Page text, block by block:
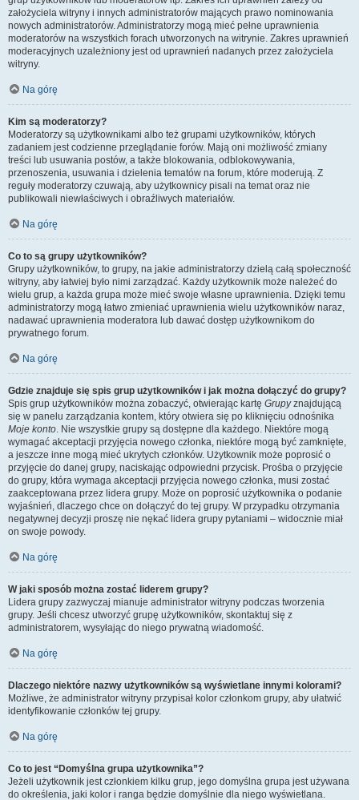
założyciela witryny i innych administratorów mających prawo nominowania
nowych administratorów. Administratorzy mogą mieć pełne uprawnienia
moderatorów na wszystkich forach utworzonych na witrynie. Zakres uprawnień
moderacyjnych uzależniony jest od uprawnień nadanych przez założyciela
witryny.
Na górę
Kim są moderatorzy?
Moderatorzy są użytkownikami albo też grupami użytkowników, których
zadaniem jest codzienne przeglądanie forów. Mają oni możliwość zmiany
treści lub usuwania postów, a także blokowania, odblokowywania,
przenoszenia, usuwania i dzielenia tematów na forum, które moderują. Z
reguły moderatorzy czuwają, aby użytkownicy pisali na temat oraz nie
publikowali niewłaściwych i obraźliwych materiałów.
Na górę
Co to są grupy użytkowników?
Grupy użytkowników, to grupy, na jakie administratorzy dzielą całą społeczność
witryny, aby łatwiej było nimi zarządzać. Każdy użytkownik może należeć do
wielu grup, a każda grupa może mieć swoje własne uprawnienia. Dzięki temu
administratorzy mogą łatwo zmieniać uprawnienia wielu użytkowników naraz,
nadawać uprawnienia moderatora lub dawać dostęp użytkownikom do
prywatnego forum.
Na górę
Gdzie znajduje się spis grup użytkowników i jak można dołączyć do grupy?
Spis grup użytkowników można zobaczyć, otwierając kartę Grupyznajdującą
się w panelu zarządzania kontem, który otwiera się po kliknięciu odnośnika
Moje konto. Nie wszystkie grupy są dostępne dla każdego. Niektóre mogą
wymagać akceptacji przyjęcia nowego członka, niektóre mogą być zamknięte,
a jeszcze inne mogą mieć ukrytych członków. Użytkownik może poprosić o
przyjęcie do danej grupy, naciskając odpowiedni przycisk. Prośba o przyjęcie
do grupy, która wymaga akceptacji przyjęcia nowego członka, musi zostać
zaakceptowana przez lidera grupy. Może on poprosić użytkownika o podanie
wyjaśnień, dlaczego chce on dołączyć do tej grupy. W przypadku otrzymania
negatywnej decyzji proszę nie nękać lidera grupy pytaniami – widocznie miał
on swoje powody.
Na górę
W jaki sposób można zostać liderem grupy?
Lidera grupy zazwyczaj mianuje administrator witryny podczas tworzenia
grupy. Jeśli chcesz utworzyć grupę użytkowników, skontaktuj się z
administratorem, wysyłając do niego prywatną wiadomość.
Na górę
Dlaczego niektóre nazwy użytkowników są wyświetlane innymi kolorami?
Możliwe, że administrator witryny przypisał kolor członkom grupy, aby ułatwić
identyfikowanie członków tej grupy.
Na górę
Co to jest “Domyślna grupa użytkownika”?
Jeżeli użytkownik jest członkiem kilku grup, jego domyślna grupa jest używana
do określenia, jaki kolor i ranga będzie domyślnie dla niego wyświetlana.